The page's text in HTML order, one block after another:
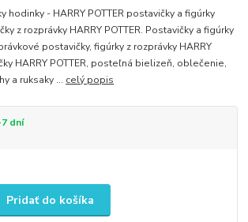
hodinky - HARRY POTTER postavičky a figúrky
z rozprávky HARRY POTTER. Postavičky a figúrky
postavičky, figúrky z rozprávky HARRY
HARRY POTTER, posteľná bielizeň, oblečenie,
a ruksaky ... celý popis
dní
Pridať do košíka